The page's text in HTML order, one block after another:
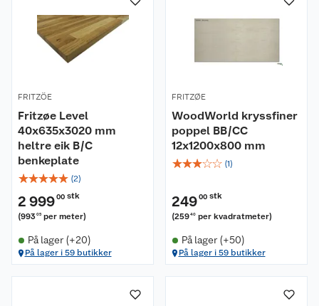
FRITZÖE
Fritzøe Level
40x635x3020 mm
heltre eik B/C
benkeplate
☆☆☆☆☆ (2)
2 99900 stk
(99305 per meter)
På lager (+20)
På lager i 59 butikker
FRITZØE
WoodWorld kryssfiner
poppel BB/CC
12x1200x800 mm
☆☆☆☆☆ (1)
24900 stk
(25940 per kvadratmeter)
På lager (+50)
På lager i 59 butikker